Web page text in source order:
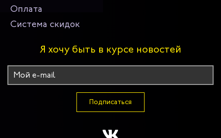
Оплата
Система скидок
Я хочу быть в курсе новостей
Подписаться